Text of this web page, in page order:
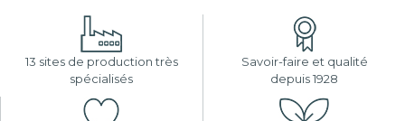
13 sites de production très
spécialisés
Savoir-faire et qualité
depuis 1928